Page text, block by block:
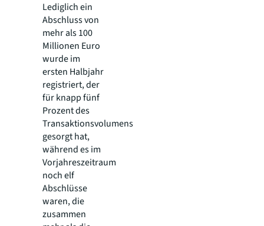
Lediglich ein
Abschluss von
mehr als 100
Millionen Euro
wurde im
ersten Halbjahr
registriert, der
für knapp fünf
Prozent des
Transaktionsvolumens
gesorgt hat,
während es im
Vorjahreszeitraum
noch elf
Abschlüsse
waren, die
zusammen